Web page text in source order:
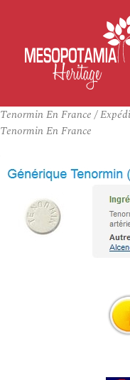
Tenormin En France /
Tenormin En France